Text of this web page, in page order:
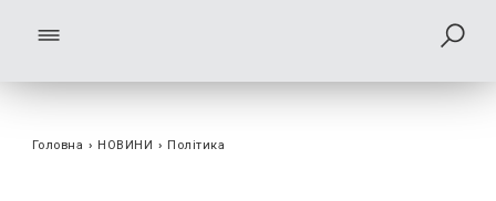
Головна › НОВИНИ › Політика